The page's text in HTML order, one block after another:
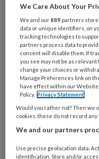
Wat
is
je
e-
mailadres?
* *
Kies
je
wachtwoord* *
Kies
je
functie *
Bij
We Care About Your
We and our889 partners store
data or unique identifiers, on
tracking technologies to
partners process data to
consent will disable them. If
you see may not be as
change your choices or
Manage Preferences link on
have effect within our
Policy. Privacy Statement
Would you rather not? Then we
cookies, these do not record any
We and our partners
Use precise geolocation data.
identification. Store and/or